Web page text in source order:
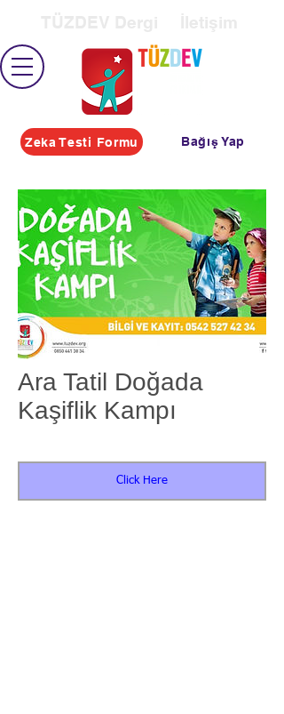
Zeka Testi Formu Bağış Yap
Ara Tatil Doğada
Kaşiflik Kampı
Click Here